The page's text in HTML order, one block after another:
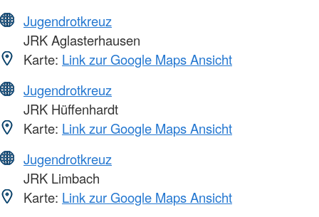
Jugendrotkreuz
JRK Aglasterhausen
Karte: Link zur Google Maps Ansicht
Jugendrotkreuz
JRK Hüffenhardt
Karte: Link zur Google Maps Ansicht
Jugendrotkreuz
JRK Limbach
Karte: Link zur Google Maps Ansicht